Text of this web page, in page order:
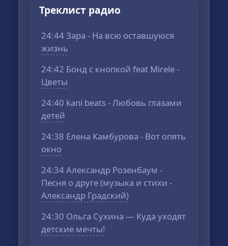
Треклист радио
24:44 Зара - На всю оставшуюся
жизнь
24:42 Бонд с кнопкой feat Mirele -
Цветы
24:40 kani beats - Любовь глазами
детей
24:38 Елена Камбурова - Вот опять
окно
24:34 Александр Розенбаум -
Песня о друге (музыка и стихи -
Александр Градский)
24:30 Ольга Сухина — Куда уходят
детские мечты!